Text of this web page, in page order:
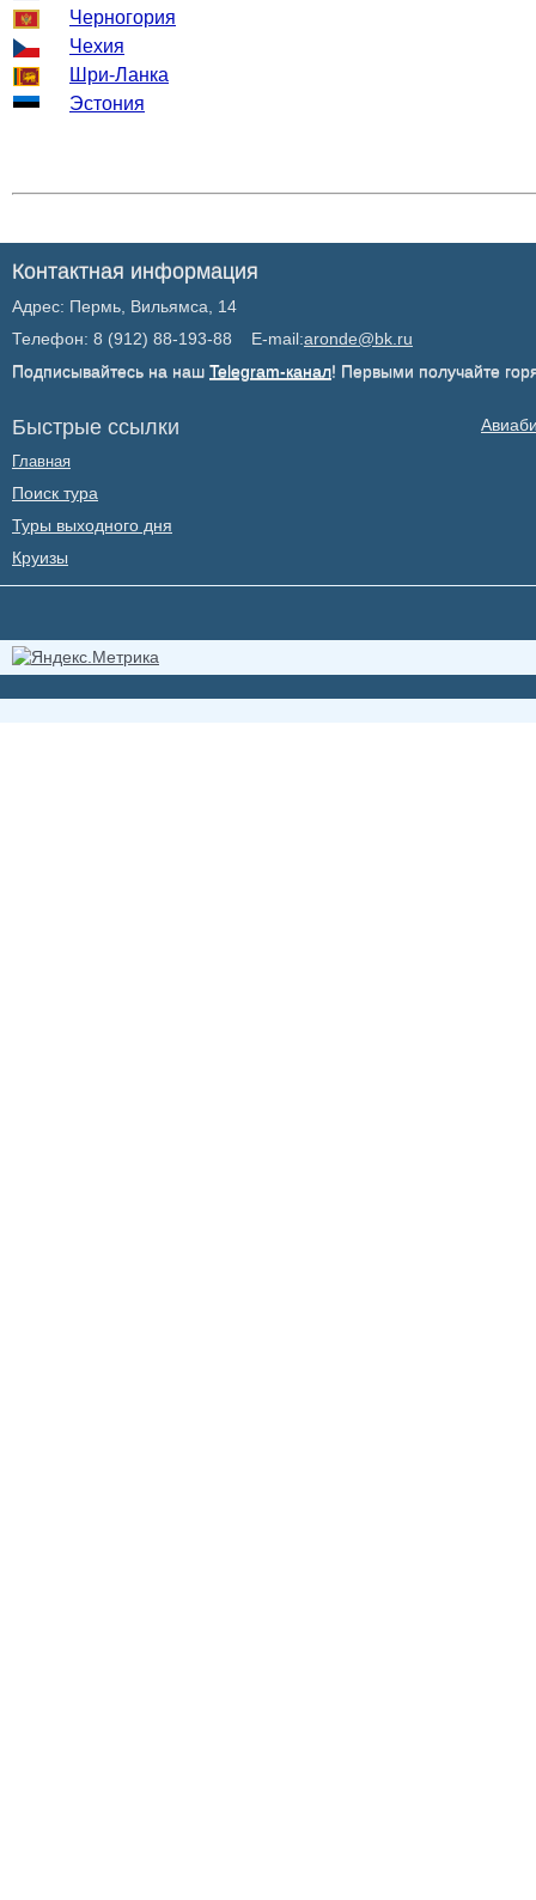
Черногория
Чехия
Шри-Ланка
Эстония
Контактная информация
Адрес: Пермь, Вильямса, 14
Телефон: 8 (912) 88-193-88 E-mail:aronde@bk.ru
Подписывайтесь на наш Telegram-канал! Первыми получайте
Быстрые ссылки
Главная
Поиск тура
Туры выходного дня
Круизы